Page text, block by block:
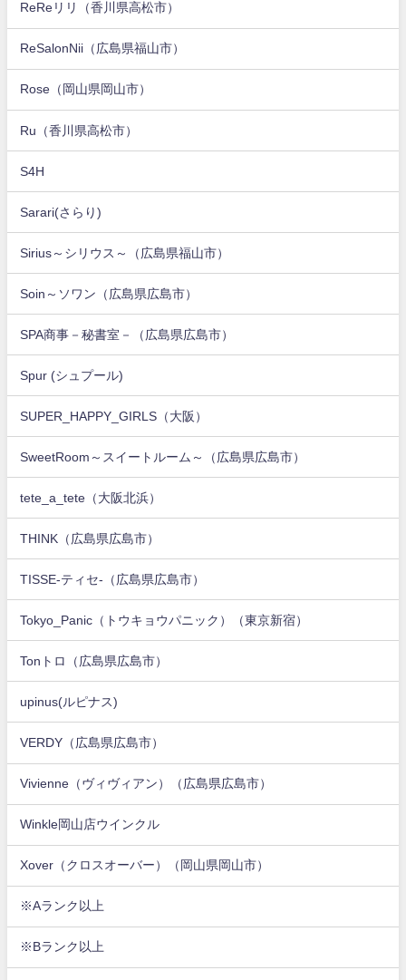
ReReリリ（香川県高松市）
ReSalonNii（広島県福山市）
Rose（岡山県岡山市）
Ru（香川県高松市）
S4H
Sarari(さらり)
Sirius～シリウス～（広島県福山市）
Soin～ソワン（広島県広島市）
SPA商事－秘書室－（広島県広島市）
Spur (シュプール)
SUPER_HAPPY_GIRLS（大阪）
SweetRoom～スイートルーム～（広島県広島市）
tete_a_tete（大阪北浜）
THINK（広島県広島市）
TISSE-ティセ-（広島県広島市）
Tokyo_Panic（トウキョウパニック）（東京新宿）
Tonトロ（広島県広島市）
upinus(ルピナス)
VERDY（広島県広島市）
Vivienne（ヴィヴィアン）（広島県広島市）
Winkle岡山店ウインクル
Xover（クロスオーバー）（岡山県岡山市）
※Aランク以上
※Bランク以上